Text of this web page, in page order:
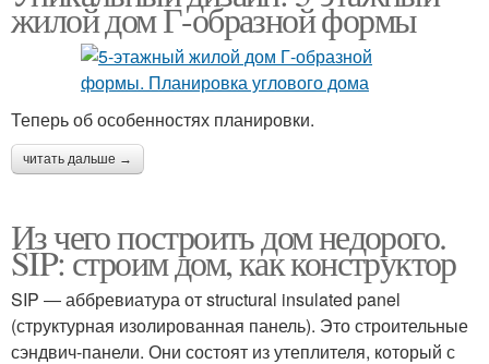
жилой дом Г-образной формы
Теперь об особенностях планировки.
читать дальше →
Из чего построить дом недорого.
SIP: строим дом, как конструктор
SIP ― аббревиатура от structural insulated panel
(структурная изолированная панель). Это строительные
сэндвич-панели. Они состоят из утеплителя, который с